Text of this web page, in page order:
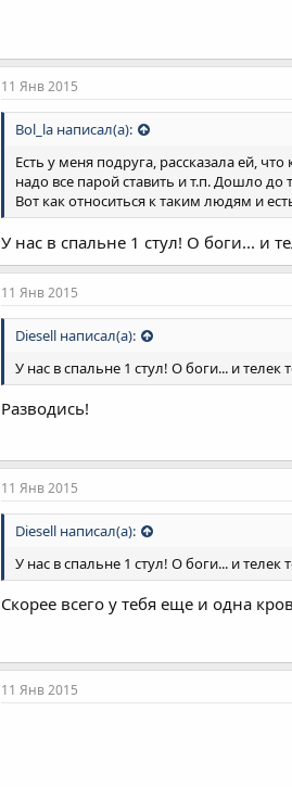
11 Янв 2015
Bol_la написал(а):
Есть у меня подруга, рассказала ей,
надо все парой ставить и т.п. Дошло до
Вот как относиться к таким людям и
У нас в спальне 1 стул! О боги... и
11 Янв 2015
Diesell написал(а):
У нас в спальне 1 стул! О боги... и
Разводись!
11 Янв 2015
Diesell написал(а):
У нас в спальне 1 стул! О боги... и
Скорее всего у тебя еще и одна
11 Янв 2015